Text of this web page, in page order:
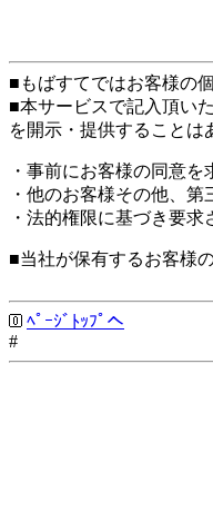
■もばすてではお客様の
■本サービスで記入頂い
を開示・提供することは
・事前にお客様の同意を
・他のお客様その他、
・法的権限に基づき要求
■当社が保有するお客様
ﾍﾟｰｼﾞﾄｯﾌﾟへ
#